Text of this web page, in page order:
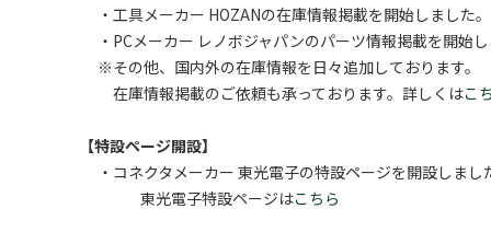
・工具メーカー HOZANの在庫情報掲載を開始しました。
・PCメーカー レノボジャパンのパーツ情報掲載を開始
※その他、国内外の在庫情報を日々追加しております。
在庫情報掲載のご依頼も承っております。詳しくはこ
【特設ページ開設】
・コネクタメーカー 東光電子の特設ページを開設しまし
東光電子特設ページはこちら